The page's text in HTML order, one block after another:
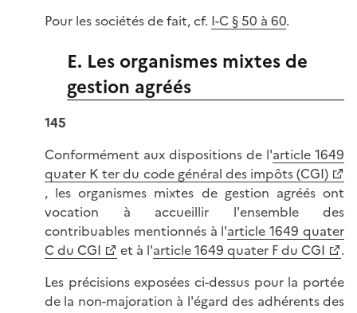
Pour les sociétés de fait, cf. I-C § 50 à 60.
E. Les organismes mixtes de
gestion agréés
145
Conformément aux dispositions de l'article 1649
quater K ter du code général des impôts (CGI)
, les organismes mixtes de gestion agréés ont
vocation à accueillir l'ensemble des
contribuables mentionnés à l'article 1649 quater
C du CGI
et à l'article 1649 quater F du CGI
.
Les précisions exposées ci-dessus pour la portée
de la non-majoration à l'égard des adhérents des